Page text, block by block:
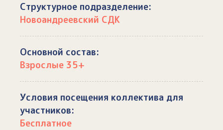
Структурное подразделение:
Новоандреевский СДК
Основной состав:
Взрослые 35+
Условия посещения коллектива для
участников:
Бесплатное